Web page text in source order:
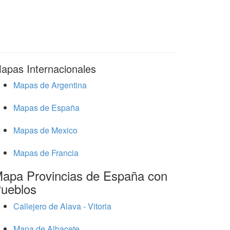
Internacionales
Mapas de Argentina
Mapas de España
Mapas de Mexico
Mapas de Francia
Provincias de España con
Callejero de Alava - Vitoria